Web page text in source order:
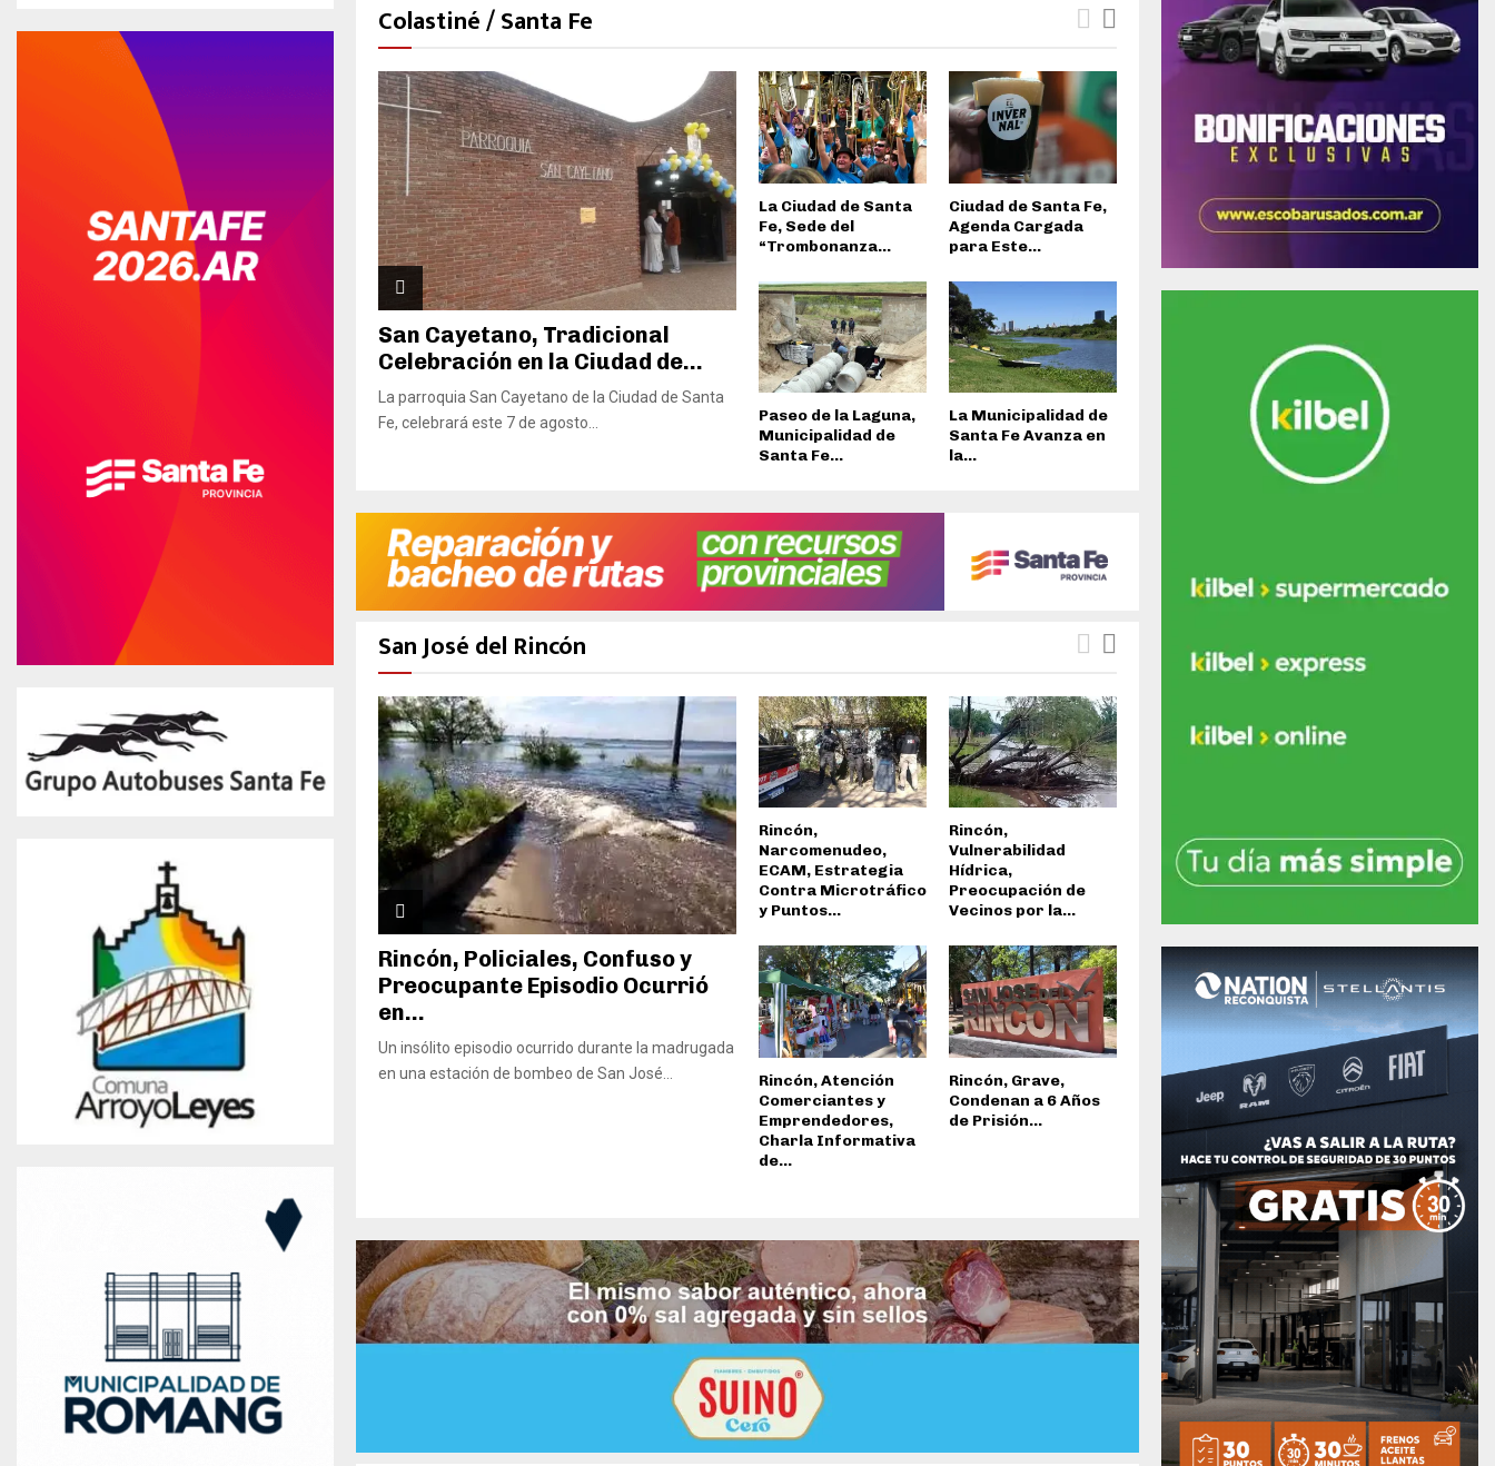
Colastiné / Santa Fe
San Cayetano, Tradicional
Celebración en la Ciudad de...
La parroquia San Cayetano de la Ciudad de Santa
Fe, celebrará este 7 de agosto...
La Ciudad de Santa
Fe, Sede del
“Trombonanza...
Ciudad de Santa Fe,
Agenda Cargada
para Este...
Paseo de la Laguna,
Municipalidad de
Santa Fe...
La Municipalidad de
Santa Fe Avanza en
la...
San José del Rincón
Rincón, Policiales, Confuso y
Preocupante Episodio Ocurrió
en...
Un insólito episodio ocurrido durante la madrugada
en una estación de bombeo de San José...
Rincón,
Narcomenudeo,
ECAM, Estrategia
Contra Microtráfico
y Puntos...
Rincón,
Vulnerabilidad
Hídrica,
Preocupación de
Vecinos por la...
Rincón, Atención
Comerciantes y
Emprendedores,
Charla Informativa
de...
Rincón, Grave,
Condenan a 6 Años
de Prisión...